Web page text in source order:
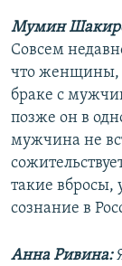
Мумин
Совсем
что женщины,
браке с
позже он в
мужчина не
такие вбросы,
сознание в
Анна Ривина: